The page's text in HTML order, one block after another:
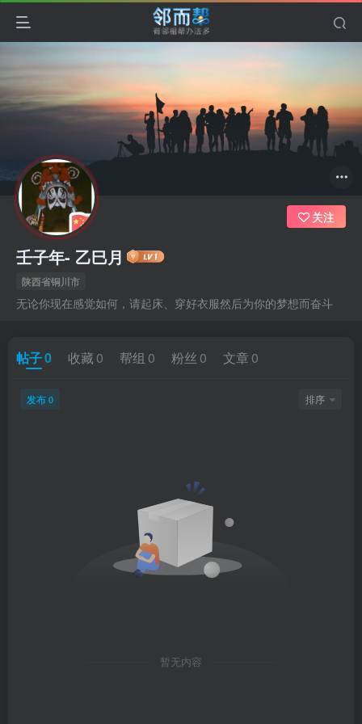
壬子年- 乙巳月
陕西省铜川市
无论你现在感觉如何，请起床、穿好衣服然后为你的梦想而奋斗
关注
帖子0 收藏 0 帮组 0 粉丝 0 文章 0
发布 0 排序
暂无内容